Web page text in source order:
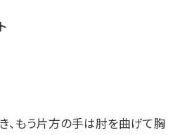
、もう片方の手は肘を曲げて胸